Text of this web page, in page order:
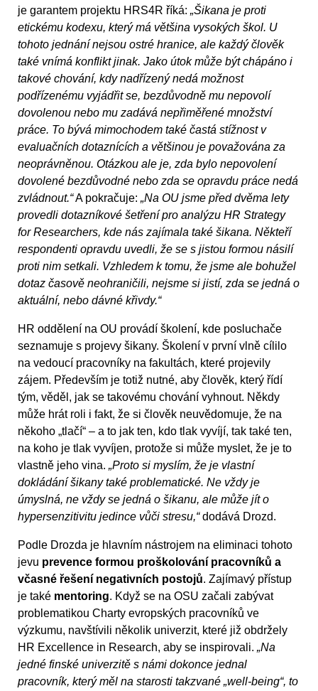
je garantem projektu HRS4R říká: „Šikana je proti
etickému kodexu, který má většina vysokých škol. U
tohoto jednání nejsou ostré hranice, ale každý člověk
také vnímá konflikt jinak. Jako útok může být chápáno i
takové chování, kdy nadřízený nedá možnost
podřízenému vyjádřit se, bezdůvodně mu nepovolí
dovolenou nebo mu zadává nepřiměřené množství
práce. To bývá mimochodem také častá stížnost v
evaluačních dotaznících a většinou je považována za
neoprávněnou. Otázkou ale je, zda bylo nepovolení
dovolené bezdůvodné nebo zda se opravdu práce nedá
zvládnout.“A pokračuje: „Na OU jsme před dvěma lety
provedli dotazníkové šetření pro analýzu HR Strategy
for Researchers, kde nás zajímala také šikana. Někteří
respondenti opravdu uvedli, že se s jistou formou násilí
proti nim setkali. Vzhledem k tomu, že jsme ale bohužel
dotaz časově neohraničili, nejsme si jistí, zda se jedná o
aktuální, nebo dávné křivdy.“
HR oddělení na OU provádí školení, kde posluchače
seznamuje s projevy šikany. Školení v první vlně cílilo
na vedoucí pracovníky na fakultách, které projevily
zájem. Především je totiž nutné, aby člověk, který řídí
tým, věděl, jak se takovému chování vyhnout. Někdy
může hrát roli i fakt, že si člověk neuvědomuje, že na
někoho „tlačí“ – a to jak ten, kdo tlak vyvíjí, tak také ten,
na koho je tlak vyvíjen, protože si může myslet, že je to
vlastně jeho vina. „Proto si myslím, že je vlastní
dokládání šikany také problematické. Ne vždy je
úmyslná, ne vždy se jedná o šikanu, ale může jít o
hypersenzitivitu jedince vůči stresu,“dodává Drozd.
Podle Drozda je hlavním nástrojem na eliminaci tohoto
jevu prevence formou proškolování pracovníků a
včasné řešení negativních postojů. Zajímavý přístup
je také mentoring. Když se na OSU začali zabývat
problematikou Charty evropských pracovníků ve
výzkumu, navštívili několik univerzit, které již obdržely
HR Excellence in Research, aby se inspirovali. „Na
jedné finské univerzitě s námi dokonce jednal
pracovník, který měl na starosti takzvané „well-being“, to